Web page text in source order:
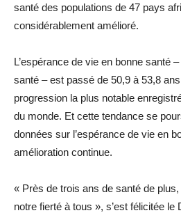
santé des populations de 47 pays
considérablement amélioré.
L’espérance de vie en bonne santé
santé – est passé de 50,9 à 53,8
progression la plus notable
du monde. Et cette tendance se
données sur l’espérance de vie en
amélioration continue.
« Près de trois ans de santé de plus,
notre fierté à tous », s’est félicitée